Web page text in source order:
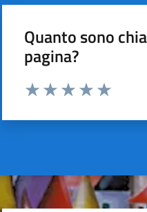
Quanto sono
pagina?
Valuta da 1 a 5 stelle la pagina